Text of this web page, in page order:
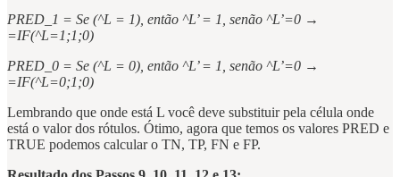
PRED_1 = Se (^L = 1), então ^L’ = 1, senão ^L’=0 →
=IF(^L=1;1;0)
PRED_0 = Se (^L = 0), então ^L’ = 1, senão ^L’=0 →
=IF(^L=0;1;0)
Lembrando que onde está L você deve substituir pela célula onde
está o valor dos rótulos. Ótimo, agora que temos os valores PRED e
TRUE podemos calcular o TN, TP, FN e FP.